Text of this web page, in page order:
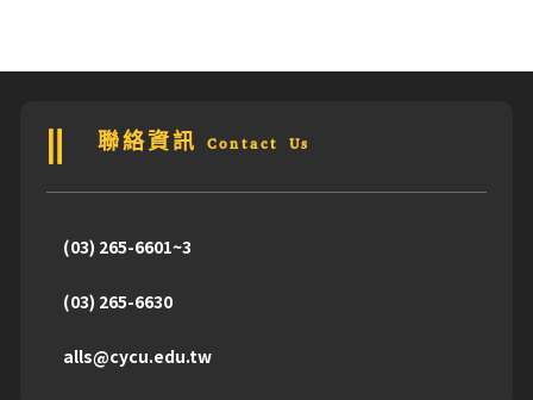
聯絡資訊 Contact Us
(03) 265-6601~3
(03) 265-6630
alls@cycu.edu.tw